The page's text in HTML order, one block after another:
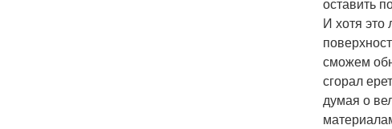
И хотя это
сможем
сгорал
думая о